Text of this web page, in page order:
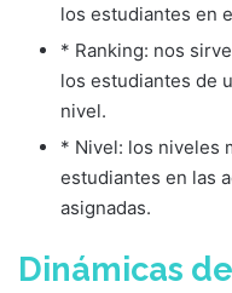
los estudiantes en
* Ranking: nos
los estudiantes de
nivel.
* Nivel: los niveles
estudiantes en las
asignadas.
Dinámicas